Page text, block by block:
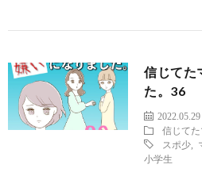
信じてた
た。36
2022.05.29
信じてた
スポ少
小学生